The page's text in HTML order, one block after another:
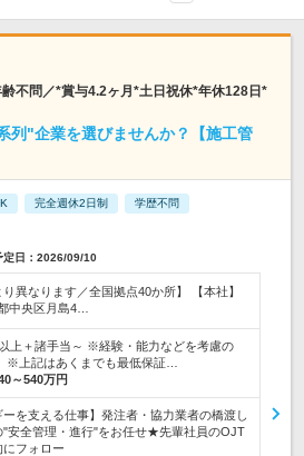
不問／*賞与4.2ヶ月*土日祝休*年休128日*
列"企業を選びませんか？【施工管
完全週休2日制 学歴不問
日：2026/09/10
り異なります／全国拠点40か所】 【本社】
中央区月島4…
上＋諸手当～ ※経験・能力などを考慮の
※上記はあくまでも最低保証…
～540万円
ーを支える仕事】発注者・協力業者の橋渡し
"安全管理・進行"をお任せ★先輩社員のOJT
にフォロー